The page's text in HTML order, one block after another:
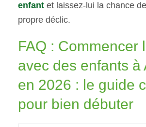
enfantet laissez-lui la chance
propre déclic.
FAQ : Commencer
avec des enfants à
en 2026 : le guide
pour bien débuter